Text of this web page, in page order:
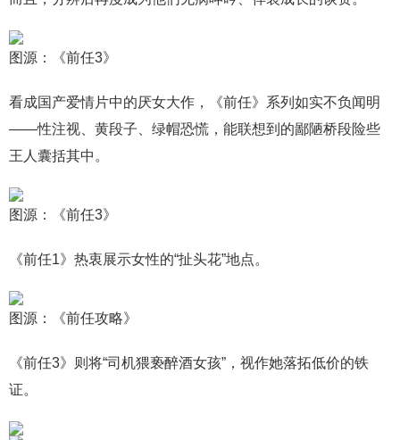
图源：《前任3》
看成国产爱情片中的厌女大作，《前任》系列如实不负闻明
——性注视、黄段子、绿帽恐慌，能联想到的鄙陋桥段险些
王人囊括其中。
图源：《前任3》
《前任1》热衷展示女性的“扯头花”地点。
图源：《前任攻略》
《前任3》则将“司机猥亵醉酒女孩”，视作她落拓低价的铁
证。